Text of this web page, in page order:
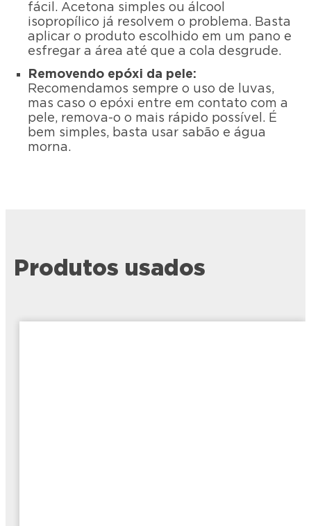
fácil. Acetona simples ou álcool
isopropílico já resolvem o problema. Basta
aplicar o produto escolhido em um pano e
esfregar a área até que a cola desgrude.
Removendo epóxi da pele:
Recomendamos sempre o uso de luvas,
mas caso o epóxi entre em contato com a
pele, remova-o o mais rápido possível. É
bem simples, basta usar sabão e água
morna.
Produtos usados